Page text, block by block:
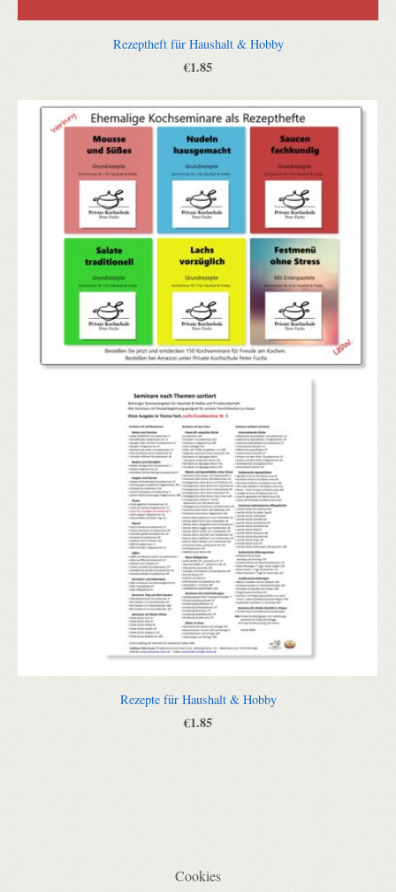
Rezeptheft für Haushalt & Hobby
€1.85
Rezepte für Haushalt & Hobby
€1.85
Cookies